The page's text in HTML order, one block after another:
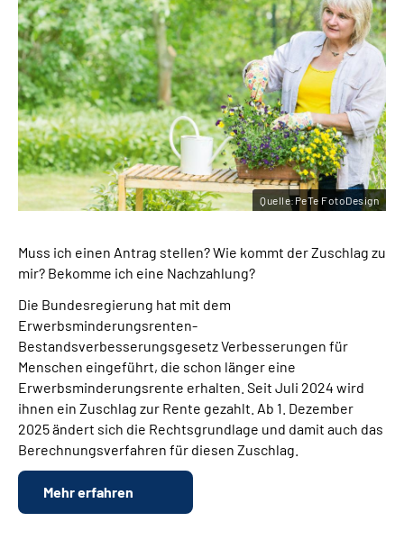
Muss ich einen Antrag stellen? Wie kommt der Zuschlag zu
mir? Bekomme ich eine Nachzahlung?
Die Bundesregierung hat mit dem
Erwerbsminderungsrenten-
Bestandsverbesserungsgesetz Verbesserungen für
Menschen eingeführt, die schon länger eine
Erwerbsminderungsrente erhalten. Seit Juli 2024 wird
ihnen ein Zuschlag zur Rente gezahlt. Ab 1. Dezember
2025 ändert sich die Rechtsgrundlage und damit auch das
Berechnungsverfahren für diesen Zuschlag.
Mehr erfahren
Quelle:PeTe FotoDesign